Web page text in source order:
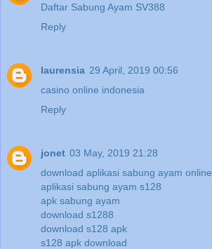
Daftar Sabung Ayam SV388
Reply
laurensia 29 April, 2019 00:56
casino online indonesia
Reply
jonet 03 May, 2019 21:28
download aplikasi sabung ayam online
aplikasi sabung ayam s128
apk sabung ayam
download s1288
download s128 apk
s128 apk download